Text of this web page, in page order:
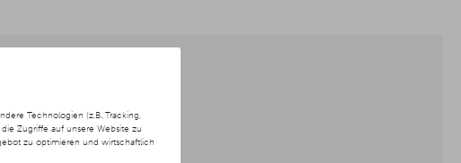
Technologien (z.B. Tracking,
Zugriffe auf unsere Website zu
zu optimieren und wirtschaftlich
Local SEO